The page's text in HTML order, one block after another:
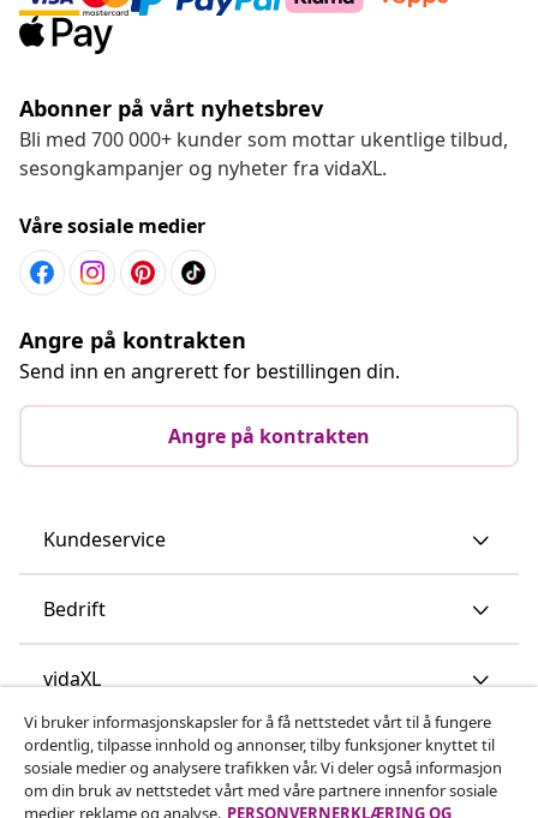
Abonner på vårt nyhetsbrev
Bli med 700 000+ kunder som mottar ukentlige tilbud,
sesongkampanjer og nyheter fra vidaXL.
Våre sosiale medier
Angre på kontrakten
Send inn en angrerett for bestillingen din.
Angre på kontrakten
Kundeservice
Bedrift
vidaXL
Oppdag mer
Vi bruker informasjonskapsler for å få nettstedet vårt til å fungere
ordentlig, tilpasse innhold og annonser, tilby funksjoner knyttet til
sosiale medier og analysere trafikken vår. Vi deler også informasjon
om din bruk av nettstedet vårt med våre partnere innenfor sosiale
medier, reklame og analyse. PERSONVERNERKLÆRING OG